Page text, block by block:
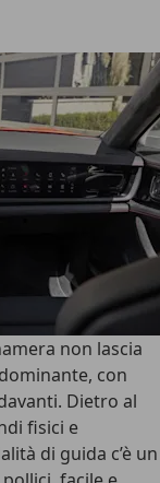
non lascia
con
Dietro al
fisici e
di guida c’è un